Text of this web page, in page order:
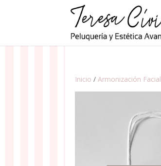
Inicio /Armonización Facial